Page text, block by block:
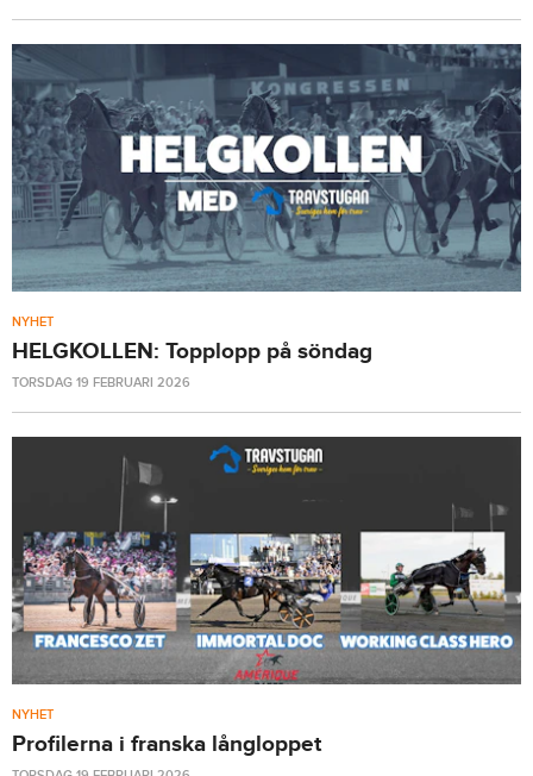
NYHET
HELGKOLLEN: Topplopp på söndag
TORSDAG 19 FEBRUARI 2026
NYHET
Profilerna i franska långloppet